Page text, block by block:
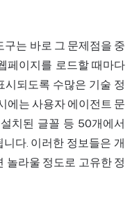
는 바로 그 문제점을 중
페이지를 로드할 때마다
되도록 수많은 기술 정
에는 사용자 에이전트 문
치된 글꼴 등 50개에서
다. 이러한 정보들은 개
놀라울 정도로 고유한 정